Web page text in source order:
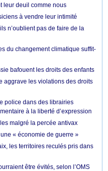
leur deuil comme nous
à vendre leur intimité
n’oublient pas de faire de la
du changement climatique suffit-
bafouent les droits des enfants
aggrave les violations des droits
police dans des librairies
à la liberté d’expression
malgré la percée antivax
« économie de guerre »
les territoires reculés pris dans
être évités, selon l’OMS